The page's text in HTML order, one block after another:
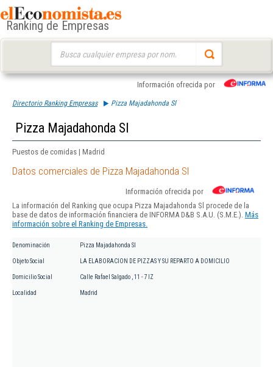
Ranking de Empresas
Información ofrecida por
Directorio Ranking Empresas Pizza Majadahonda Sl
Pizza Majadahonda Sl
Puestos de comidas | Madrid
Datos comerciales de Pizza Majadahonda Sl
Información ofrecida por
La información del Ranking que ocupa Pizza Majadahonda Sl procede de la
base de datos de información financiera de INFORMA D&B S.A.U. (S.M.E.). Más
información sobre el Ranking de Empresas.
Denominación Pizza Majadahonda Sl
Objeto Social LA ELABORACION DE PIZZAS Y SU REPARTO A DOMICILIO
Domicilio Social Calle Rafael Salgado , 11 - 7 IZ
Localidad Madrid